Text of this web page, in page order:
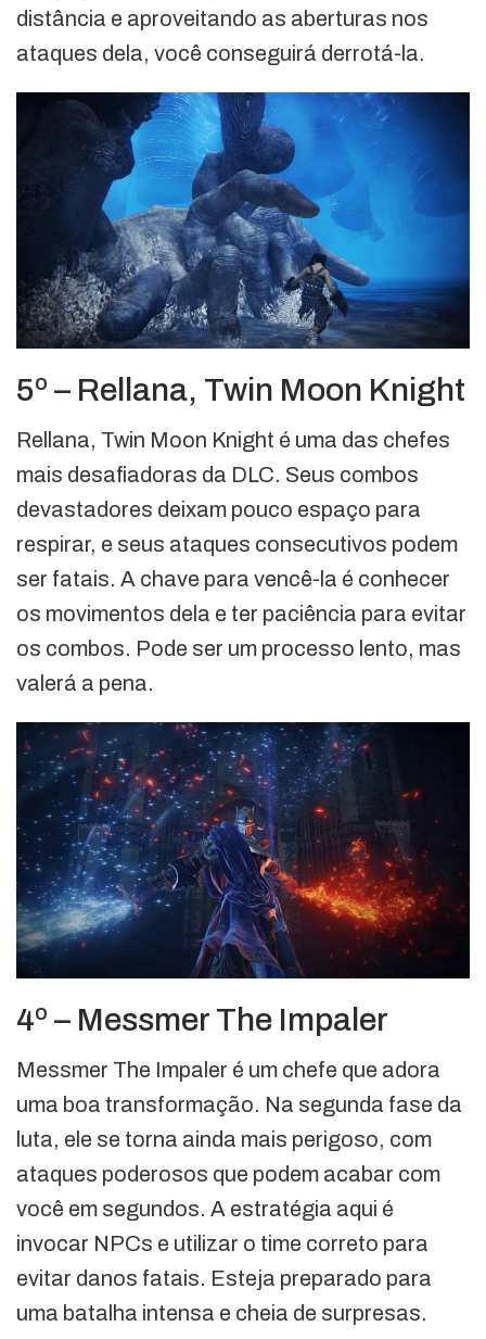
distância e aproveitando as aberturas nos
ataques dela, você conseguirá derrotá-la.
5º – Rellana, Twin Moon Knight
Rellana, Twin Moon Knight é uma das chefes
mais desafiadoras da DLC. Seus combos
devastadores deixam pouco espaço para
respirar, e seus ataques consecutivos podem
ser fatais. A chave para vencê-la é conhecer
os movimentos dela e ter paciência para evitar
os combos. Pode ser um processo lento, mas
valerá a pena.
4º – Messmer The Impaler
Messmer The Impaler é um chefe que adora
uma boa transformação. Na segunda fase da
luta, ele se torna ainda mais perigoso, com
ataques poderosos que podem acabar com
você em segundos. A estratégia aqui é
invocar NPCs e utilizar o time correto para
evitar danos fatais. Esteja preparado para
uma batalha intensa e cheia de surpresas.